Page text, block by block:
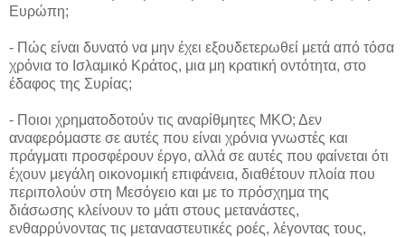
Ευρώπη;
- Πώς είναι δυνατό να μην έχει εξουδετερωθεί μετά από τόσα
χρόνια το Ισλαμικό Κράτος, μια μη κρατική οντότητα, στο
έδαφος της Συρίας;
- Ποιοι χρηματοδοτούν τις αναρίθμητες ΜΚΟ; Δεν
αναφερόμαστε σε αυτές που είναι χρόνια γνωστές και
πράγματι προσφέρουν έργο, αλλά σε αυτές που φαίνεται ότι
έχουν μεγάλη οικονομική επιφάνεια, διαθέτουν πλοία που
περιπολούν στη Μεσόγειο και με το πρόσχημα της
διάσωσης κλείνουν το μάτι στους μετανάστες,
ενθαρρύνοντας τις μεταναστευτικές ροές, λέγοντας τους,